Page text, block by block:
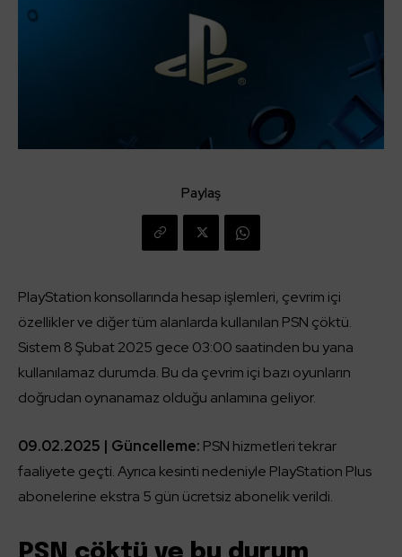
Paylaş
PlayStation konsollarında hesap işlemleri, çevrim içi
özellikler ve diğer tüm alanlarda kullanılan PSN çöktü.
Sistem 8 Şubat 2025 gece 03:00 saatinden bu yana
kullanılamaz durumda. Bu da çevrim içi bazı oyunların
doğrudan oynanamaz olduğu anlamına geliyor.
09.02.2025 | Güncelleme: PSN hizmetleri tekrar
faaliyete geçti. Ayrıca kesinti nedeniyle PlayStation Plus
abonelerine ekstra 5 gün ücretsiz abonelik verildi.